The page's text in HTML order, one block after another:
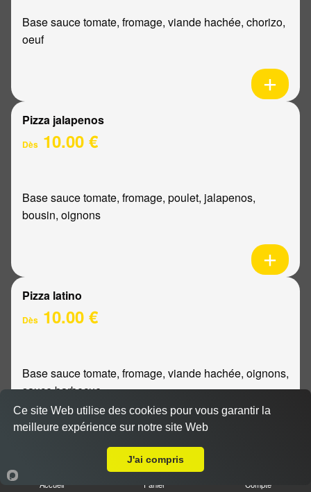
Base sauce tomate, fromage, viande hachée, chorizo,
oeuf
Pizza jalapenos
Dès 10.00 €
Base sauce tomate, fromage, poulet, jalapenos,
bousin, oignons
Pizza latino
Dès 10.00 €
Base sauce tomate, fromage, viande hachée, oignons,
sauce barbecue
Accueil Panier Compte
Ce site Web utilise des cookies pour vous garantir la
meilleure expérience sur notre site Web
J'ai compris